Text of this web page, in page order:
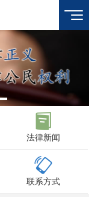
法律新闻
联系方式